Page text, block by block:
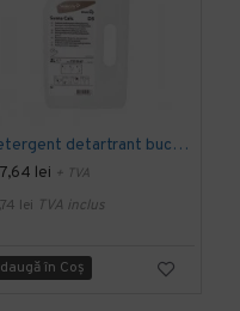
Detergent detartrant bucatarie SUMA Calc D5, Diversey, 2L
lei + TVA
lei TVA inclus
în Coş